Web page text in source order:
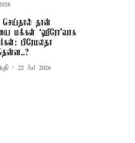
செய்தால் தான்
மக்கள் ‘ஹீரோ’வாக
பிரேமலதா
22 Jul 2026